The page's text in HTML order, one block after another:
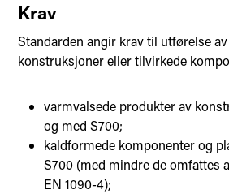
Krav
Standarden angir krav til utførelse
konstruksjoner eller tilvirkede
varmvalsede produkter av
og med S700;
kaldformede komponenter og
S700 (med mindre de omfattes
EN 1090-4);